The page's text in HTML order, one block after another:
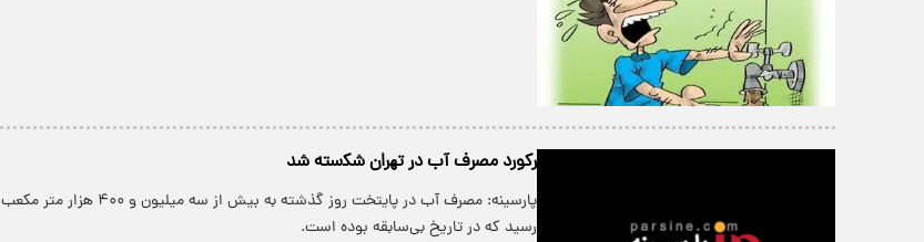
رﻛﻮرد ﻣﺼﺮف آب در ﺗﮭﺮان ﺷﻜسته ﺷﺪ
پارسینه: مصرف آب در پایتخت روز گذشته به بیش از سه میلیون و ۴۰۰ هزار متر مکعب
رسید که در تاریخ بی‌سابقه بوده است.